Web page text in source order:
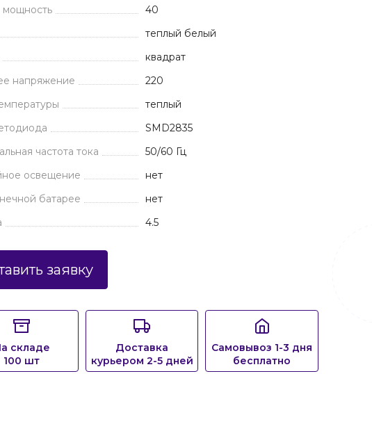
40
теплый белый
квадрат
напряжение
220
теплый
SMD2835
частота тока
50/60 Гц
освещение
нет
батарее
нет
4.5
заявку
складе
100 шт
Доставка
курьером 2-5 дней
Самовывоз 1-3 дня
бесплатно